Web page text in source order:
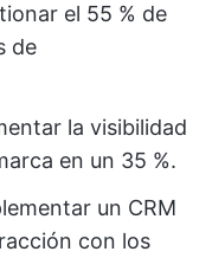
el 55 % de
de
la visibilidad
en un 35 %.
un CRM
con los